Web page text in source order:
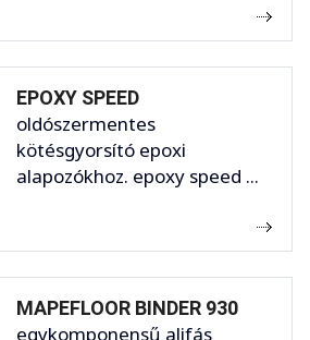
EPOXY SPEED
oldószermentes
kötésgyorsító epoxi
alapozókhoz. epoxy speed ...
MAPEFLOOR BINDER 930
egykomponensű alifás